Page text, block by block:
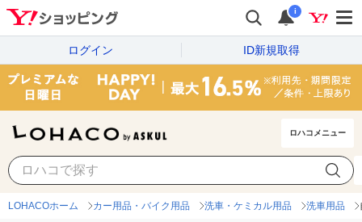
i
ログイン ID新規取得
ロハコメニュー
自動車用 洗車セット
LOHACOホーム カー用品・バイク用品 洗車・ケミカル用品 洗車用品